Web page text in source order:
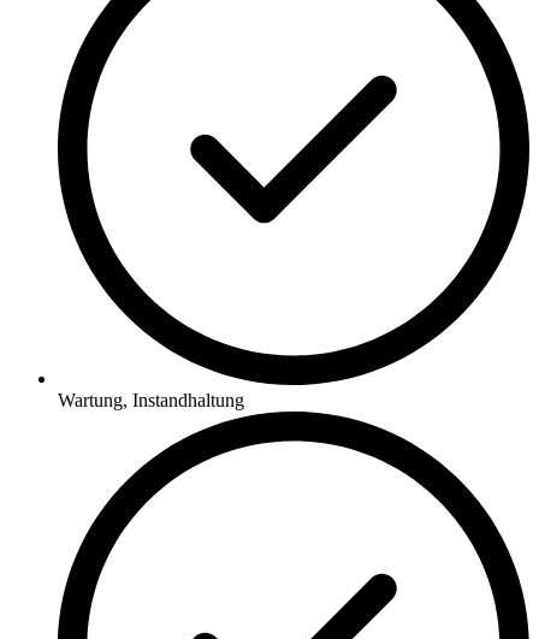
Wartung, Instandhaltung